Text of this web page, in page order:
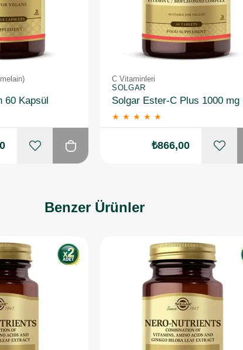
60 Kapsül
C Vitaminleri
SOLGAR
★ ★ ★ ★ ★
₺866,00
Benzer Ürünler